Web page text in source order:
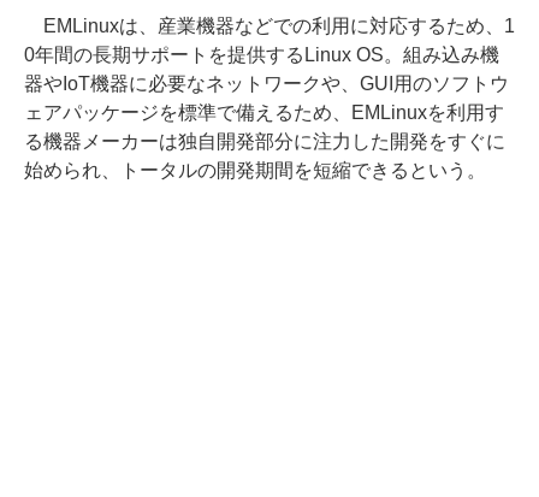
EMLinuxは、産業機器などでの利用に対応するため、1
0年間の長期サポートを提供するLinux OS。組み込み機
器やIoT機器に必要なネットワークや、GUI用のソフトウ
ェアパッケージを標準で備えるため、EMLinuxを利用す
る機器メーカーは独自開発部分に注力した開発をすぐに
始められ、トータルの開発期間を短縮できるという。